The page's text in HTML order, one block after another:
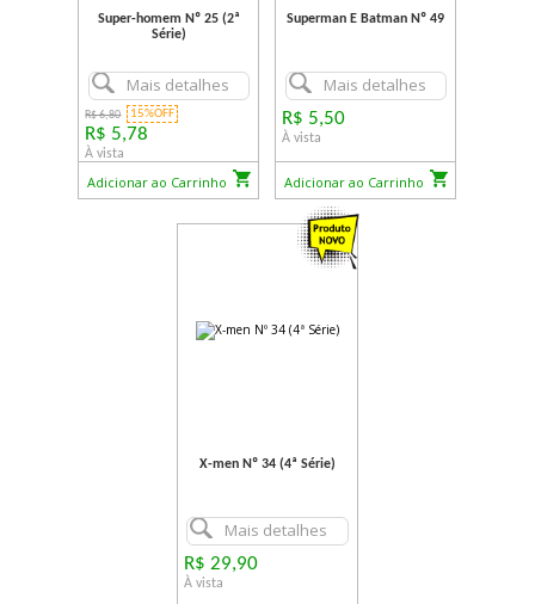
Super-homem Nº 25 (2ª
Série)
Mais detalhes
R$ 6,80 15%OFF
R$ 5,78
À vista
Adicionar ao Carrinho
Superman E Batman Nº 49
Mais detalhes
R$ 5,50
À vista
Adicionar ao Carrinho
X-men Nº 34 (4ª Série)
Mais detalhes
R$ 29,90
À vista